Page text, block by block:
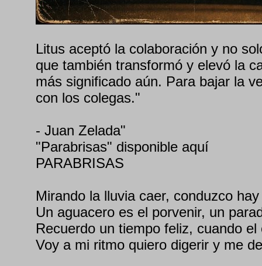
Litus aceptó la colaboración y no
que también transformó y elevó la
más significado aún. Para bajar la
con los colegas."
- Juan Zelada"
"Parabrisas" disponible aquí
PARABRISAS
Mirando la lluvia caer, conduzco
Un aguacero es el porvenir, un
Recuerdo un tiempo feliz, cuando
Voy a mi ritmo quiero digerir y me